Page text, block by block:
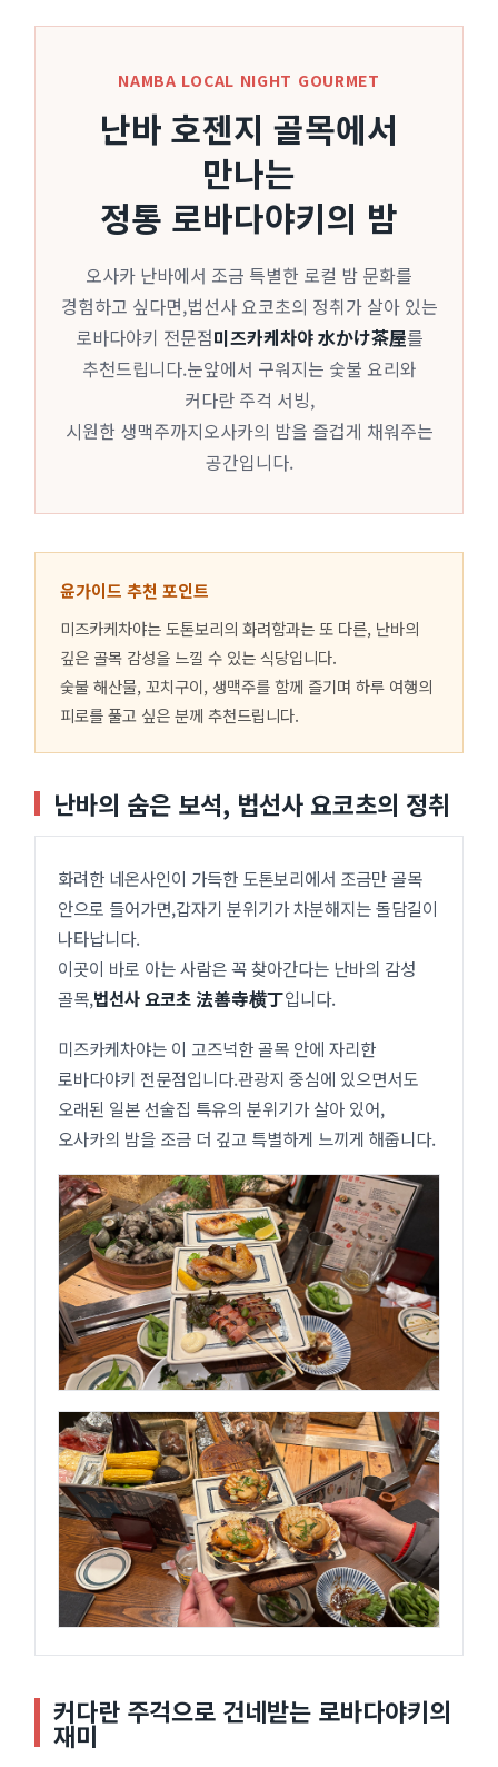
NAMBA LOCAL NIGHT GOURMET
난바 호젠지 골목에서
만나는
정통 로바다야키의 밤
오사카 난바에서 조금 특별한 로컬 밤 문화를
경험하고 싶다면,법선사 요코초의 정취가 살아 있는
로바다야키 전문점미즈카케차야 水かけ茶屋를
추천드립니다.눈앞에서 구워지는 숯불 요리와
커다란 주걱 서빙,
시원한 생맥주까지오사카의 밤을 즐겁게 채워주는
공간입니다.
윤가이드 추천 포인트
미즈카케차야는 도톤보리의 화려함과는 또 다른, 난바의
깊은 골목 감성을 느낄 수 있는 식당입니다.
숯불 해산물, 꼬치구이, 생맥주를 함께 즐기며 하루 여행의
피로를 풀고 싶은 분께 추천드립니다.
난바의 숨은 보석, 법선사 요코초의 정취
화려한 네온사인이 가득한 도톤보리에서 조금만 골목
안으로 들어가면,갑자기 분위기가 차분해지는 돌담길이
나타납니다.
이곳이 바로 아는 사람은 꼭 찾아간다는 난바의 감성
골목,법선사 요코초 法善寺横丁입니다.
미즈카케차야는 이 고즈넉한 골목 안에 자리한
로바다야키 전문점입니다.관광지 중심에 있으면서도
오래된 일본 선술집 특유의 분위기가 살아 있어,
오사카의 밤을 조금 더 깊고 특별하게 느끼게 해줍니다.
커다란 주걱으로 건네받는 로바다야키의
재미